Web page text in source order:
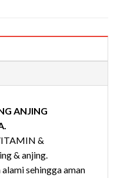
ANJING
&
& anjing.
sehingga aman